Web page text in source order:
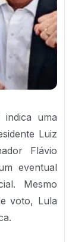
indica uma
Luiz
Flávio
eventual
Mesmo
voto, Lula